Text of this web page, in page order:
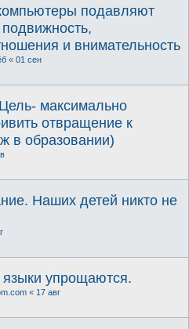
подавляют
и внимательность
« 01 сен
максимально
отвращение к
в образовании)
Наших детей никто не
языки упрощаются.
« 17 авг